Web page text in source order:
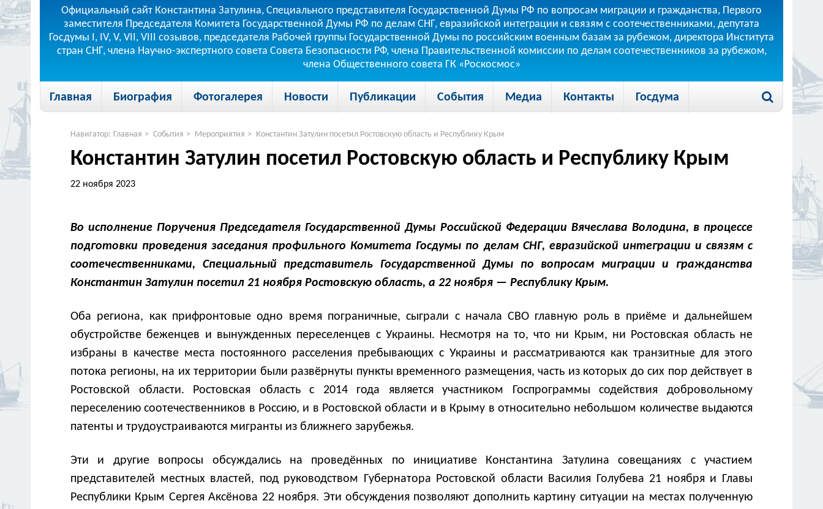
Официальный сайт Константина Затулина, Специального представителя Государственной Думы РФ по вопросам миграции и гражданства, Первого
заместителя Председателя Комитета Государственной Думы РФ по делам СНГ, евразийской интеграции и связям с соотечественниками, депутата
Госдумы I, IV, V, VII, VIII созывов, председателя Рабочей группы Государственной Думы по российским военным базам за рубежом, директора Института
стран СНГ, члена Научно-экспертного совета Совета Безопасности РФ, члена Правительственной комиссии по делам соотечественников за рубежом,
члена Общественного совета ГК «Роскосмос»
Главная Биография Фотогалерея Новости Публикации События Медиа Контакты Госдума
Навигатор: Главная > События > Мероприятия > Константин Затулин посетил Ростовскую область и Республику Крым
Константин Затулин посетил Ростовскую область и Республику Крым
22 ноября 2023
Во исполнение Поручения Председателя Государственной Думы Российской Федерации Вячеслава Володина, в процессе
подготовки проведения заседания профильного Комитета Госдумы по делам СНГ, евразийской интеграции и связям с
соотечественниками, Специальный представитель Государственной Думы по вопросам миграции и гражданства
Константин Затулин посетил 21 ноября Ростовскую область, а 22 ноября — Республику Крым.
Оба региона, как прифронтовые одно время пограничные, сыграли с начала СВО главную роль в приёме и дальнейшем
обустройстве беженцев и вынужденных переселенцев с Украины. Несмотря на то, что ни Крым, ни Ростовская область не
избраны в качестве места постоянного расселения пребывающих с Украины и рассматриваются как транзитные для этого
потока регионы, на их территории были развёрнуты пункты временного размещения, часть из которых до сих пор действует в
Ростовской области. Ростовская область с 2014 года является участником Госпрограммы содействия добровольному
переселению соотечественников в Россию, и в Ростовской области и в Крыму в относительно небольшом количестве выдаются
патенты и трудоустраиваются мигранты из ближнего зарубежья.
Эти и другие вопросы обсуждались на проведённых по инициативе Константина Затулина совещаниях с участием
представителей местных властей, под руководством Губернатора Ростовской области Василия Голубева 21 ноября и Главы
Республики Крым Сергея Аксёнова 22 ноября. Эти обсуждения позволяют дополнить картину ситуации на местах полученную